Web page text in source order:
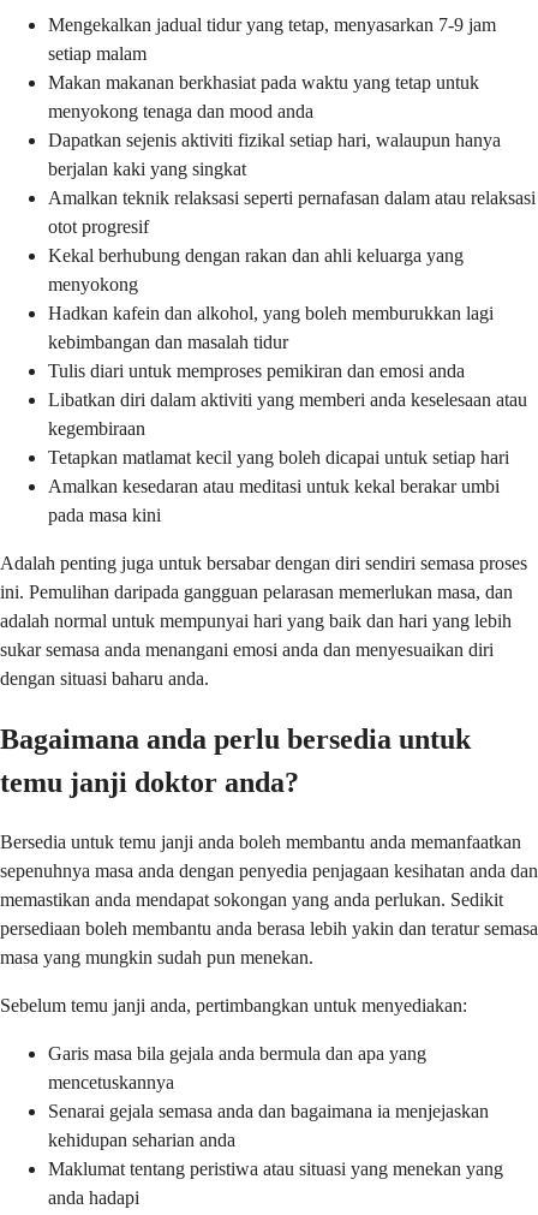
Mengekalkan jadual tidur yang tetap, menyasarkan 7-9 jam
setiap malam
Makan makanan berkhasiat pada waktu yang tetap untuk
menyokong tenaga dan mood anda
Dapatkan sejenis aktiviti fizikal setiap hari, walaupun hanya
berjalan kaki yang singkat
Amalkan teknik relaksasi seperti pernafasan dalam atau relaksasi
otot progresif
Kekal berhubung dengan rakan dan ahli keluarga yang
menyokong
Hadkan kafein dan alkohol, yang boleh memburukkan lagi
kebimbangan dan masalah tidur
Tulis diari untuk memproses pemikiran dan emosi anda
Libatkan diri dalam aktiviti yang memberi anda keselesaan atau
kegembiraan
Tetapkan matlamat kecil yang boleh dicapai untuk setiap hari
Amalkan kesedaran atau meditasi untuk kekal berakar umbi
pada masa kini
Adalah penting juga untuk bersabar dengan diri sendiri semasa proses
ini. Pemulihan daripada gangguan pelarasan memerlukan masa, dan
adalah normal untuk mempunyai hari yang baik dan hari yang lebih
sukar semasa anda menangani emosi anda dan menyesuaikan diri
dengan situasi baharu anda.
Bagaimana anda perlu bersedia untuk
temu janji doktor anda?
Bersedia untuk temu janji anda boleh membantu anda memanfaatkan
sepenuhnya masa anda dengan penyedia penjagaan kesihatan anda dan
memastikan anda mendapat sokongan yang anda perlukan. Sedikit
persediaan boleh membantu anda berasa lebih yakin dan teratur semasa
masa yang mungkin sudah pun menekan.
Sebelum temu janji anda, pertimbangkan untuk menyediakan:
Garis masa bila gejala anda bermula dan apa yang
mencetuskannya
Senarai gejala semasa anda dan bagaimana ia menjejaskan
kehidupan seharian anda
Maklumat tentang peristiwa atau situasi yang menekan yang
anda hadapi